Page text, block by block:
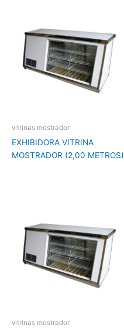
vitrinas mostrador
EXHIBIDORA VITRINA
MOSTRADOR (2,00 METROS)
vitrinas mostrador